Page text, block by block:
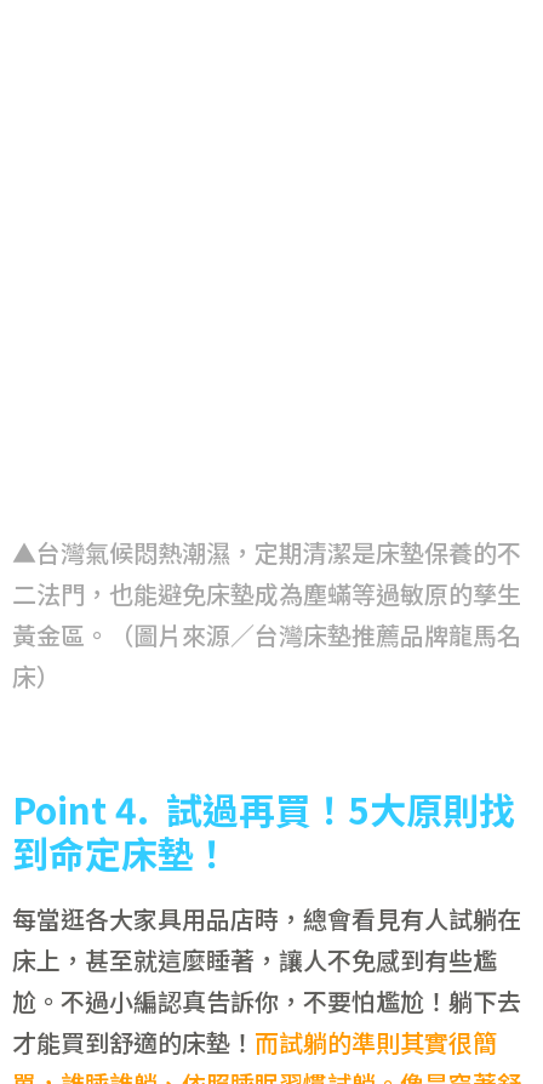
▲台灣氣候悶熱潮濕，定期清潔是床墊保養的不
二法門，也能避免床墊成為塵蟎等過敏原的孳生
黃金區。（圖片來源／台灣床墊推薦品牌龍馬名
床）
Point4. 試過再買！ 5大原則找
到命定床墊！
每當逛各大家具用品店時，總會看見有人試躺在
床上，甚至就這麼睡著，讓人不免感到有些尷
尬。不過小編認真告訴你，不要怕尷尬！躺下去
才能買到舒適的床墊！ 而試躺的準則其實很簡